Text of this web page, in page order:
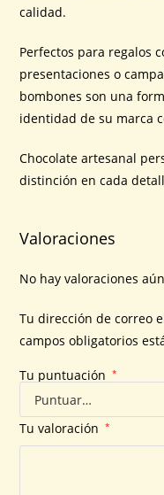
calidad.
Perfectos para regalos
presentaciones o
bombones son una
identidad de su marca
Chocolate artesanal
distinción en cada
Valoraciones
No hay valoraciones
Tu dirección de correo
campos obligatorios
Tu puntuación *
Tu valoración *